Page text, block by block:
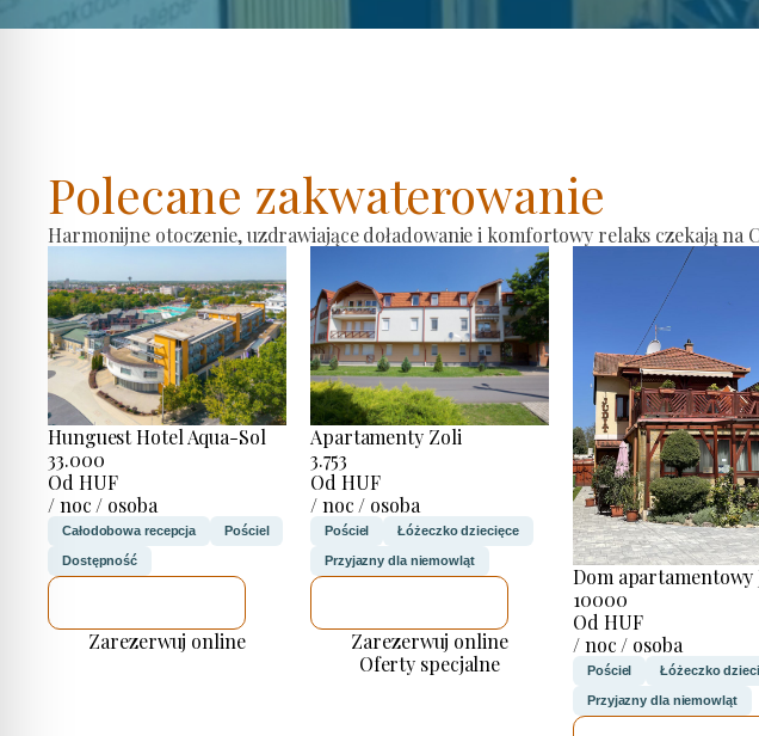
Polecane zakwaterowanie
Harmonijne otoczenie, uzdrawiające doładowanie i komfortowy relaks czekają na
Hunguest Hotel Aqua-Sol
33.000
Od HUF
/ noc / osoba
Całodobowa recepcja Pościel
Dostępność
Zarezerwuj online
Apartamenty Zoli
3.753
Od HUF
/ noc / osoba
Pościel Łóżeczko dziecięce
Przyjazny dla niemowląt
Zarezerwuj online
Oferty specjalne
Dom apartamentowy
10000
Od HUF
/ noc / osoba
Pościel Łóżeczko
Przyjazny dla niemowląt